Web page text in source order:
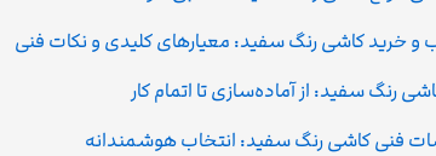
و خرید کاشی رنگ سفید: معیارهای کلیدی و نکات فنی
رنگ سفید: از آماده‌سازی تا اتمام کار
فنی کاشی رنگ سفید: انتخاب هوشمندانه